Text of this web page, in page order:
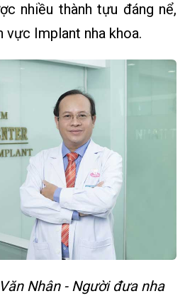
nhiều thành tựu đáng nể,
Implant nha khoa.
Nhân - Người đưa nha